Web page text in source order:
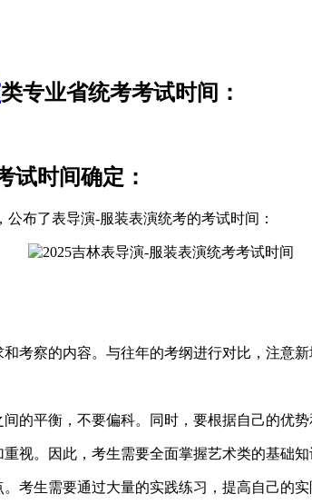
类专业省统考考试时间：
试时间确定：
公布了表导演-服装表演统考的考试时间：
考察的内容。与往年的考纲进行对比，注意
的平衡，不要偏科。同时，要根据自己的优势
视。因此，考生需要全面掌握艺术类的基础
考生需要通过大量的实践练习，提高自己的实